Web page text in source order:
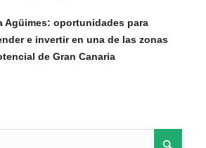
Agüimes: oportunidades para
e invertir en una de las zonas
de Gran Canaria